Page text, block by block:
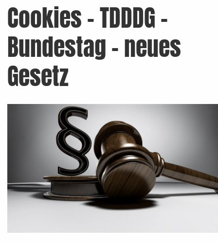
Cookies - TDDDG -
Bundestag - neues
Gesetz